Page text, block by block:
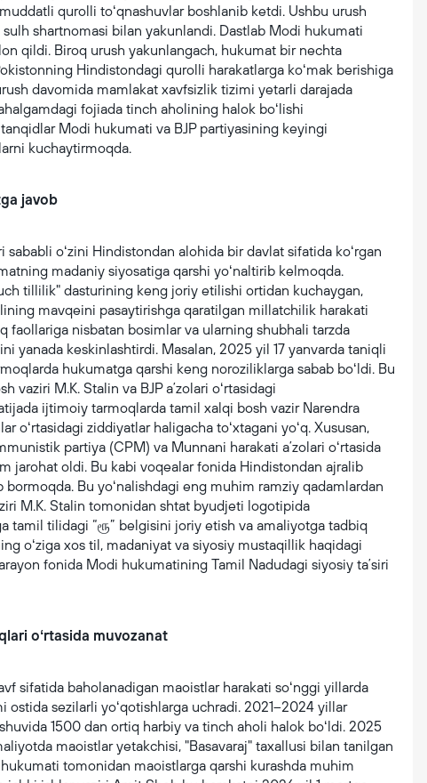
qurolli toʻqnashuvlar boshlanib ketdi. Ushbu urush
shartnomasi bilan yakunlandi. Dastlab Modi hukumati
qildi. Biroq urush yakunlangach, hukumat bir nechta
Hindistondagi qurolli harakatlarga koʻmak berishiga
davomida mamlakat xavfsizlik tizimi yetarli darajada
fojiada tinch aholining halok boʻlishi
Modi hukumati va BJP partiyasining keyingi
kuchaytirmoqda.
javob
oʻzini Hindistondan alohida bir davlat sifatida koʻrgan
madaniy siyosatiga qarshi yoʻnaltirib kelmoqda.
tillilik" dasturining keng joriy etilishi ortidan kuchaygan,
mavqeini pasaytirishga qaratilgan millatchilik harakati
faollariga nisbatan bosimlar va ularning shubhali tarzda
yanada keskinlashtirdi. Masalan, 2025 yil 17 yanvarda taniqli
hukumatga qarshi keng noroziliklarga sabab boʻldi. Bu
vaziri M.K. Stalin va BJP aʼzolari oʻrtasidagi
ijtimoiy tarmoqlarda tamil xalqi bosh vazir Narendra
oʻrtasidagi ziddiyatlar haligacha toʻxtagani yoʻq. Xususan,
partiya (CPM) va Munnani harakati aʼzolari oʻrtasida
jarohat oldi. Bu kabi voqealar fonida Hindistondan ajralib
Bu yoʻnalishdagi eng muhim ramziy qadamlardan
M.K. Stalin tomonidan shtat byudjeti logotipida
tamil tilidagi “ரூ” belgisini joriy etish va amaliyotga tadbiq
oʻziga xos til, madaniyat va siyosiy mustaqillik haqidagi
fonida Modi hukumatining Tamil Nadudagi siyosiy taʼsiri
oʻrtasida muvozanat
sifatida baholanadigan maoistlar harakati soʻnggi yillarda
sezilarli yoʻqotishlarga uchradi. 2021–2024 yillar
1500 dan ortiq harbiy va tinch aholi halok boʻldi. 2025
maoistlar yetakchisi, "Basavaraj" taxallusi bilan tanilgan
hukumati tomonidan maoistlarga qarshi kurashda muhim